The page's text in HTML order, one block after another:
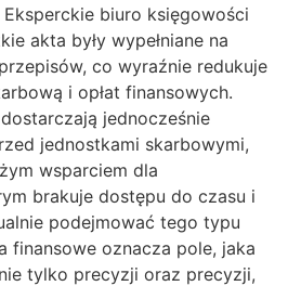
biuro księgowości
akta były wypełniane na
co wyraźnie redukuje
i opłat finansowych.
jednocześnie
jednostkami skarbowymi,
wsparciem dla
brakuje dostępu do czasu i
podejmować tego typu
finansowe oznacza pole, jaka
tylko precyzji oraz precyzji,